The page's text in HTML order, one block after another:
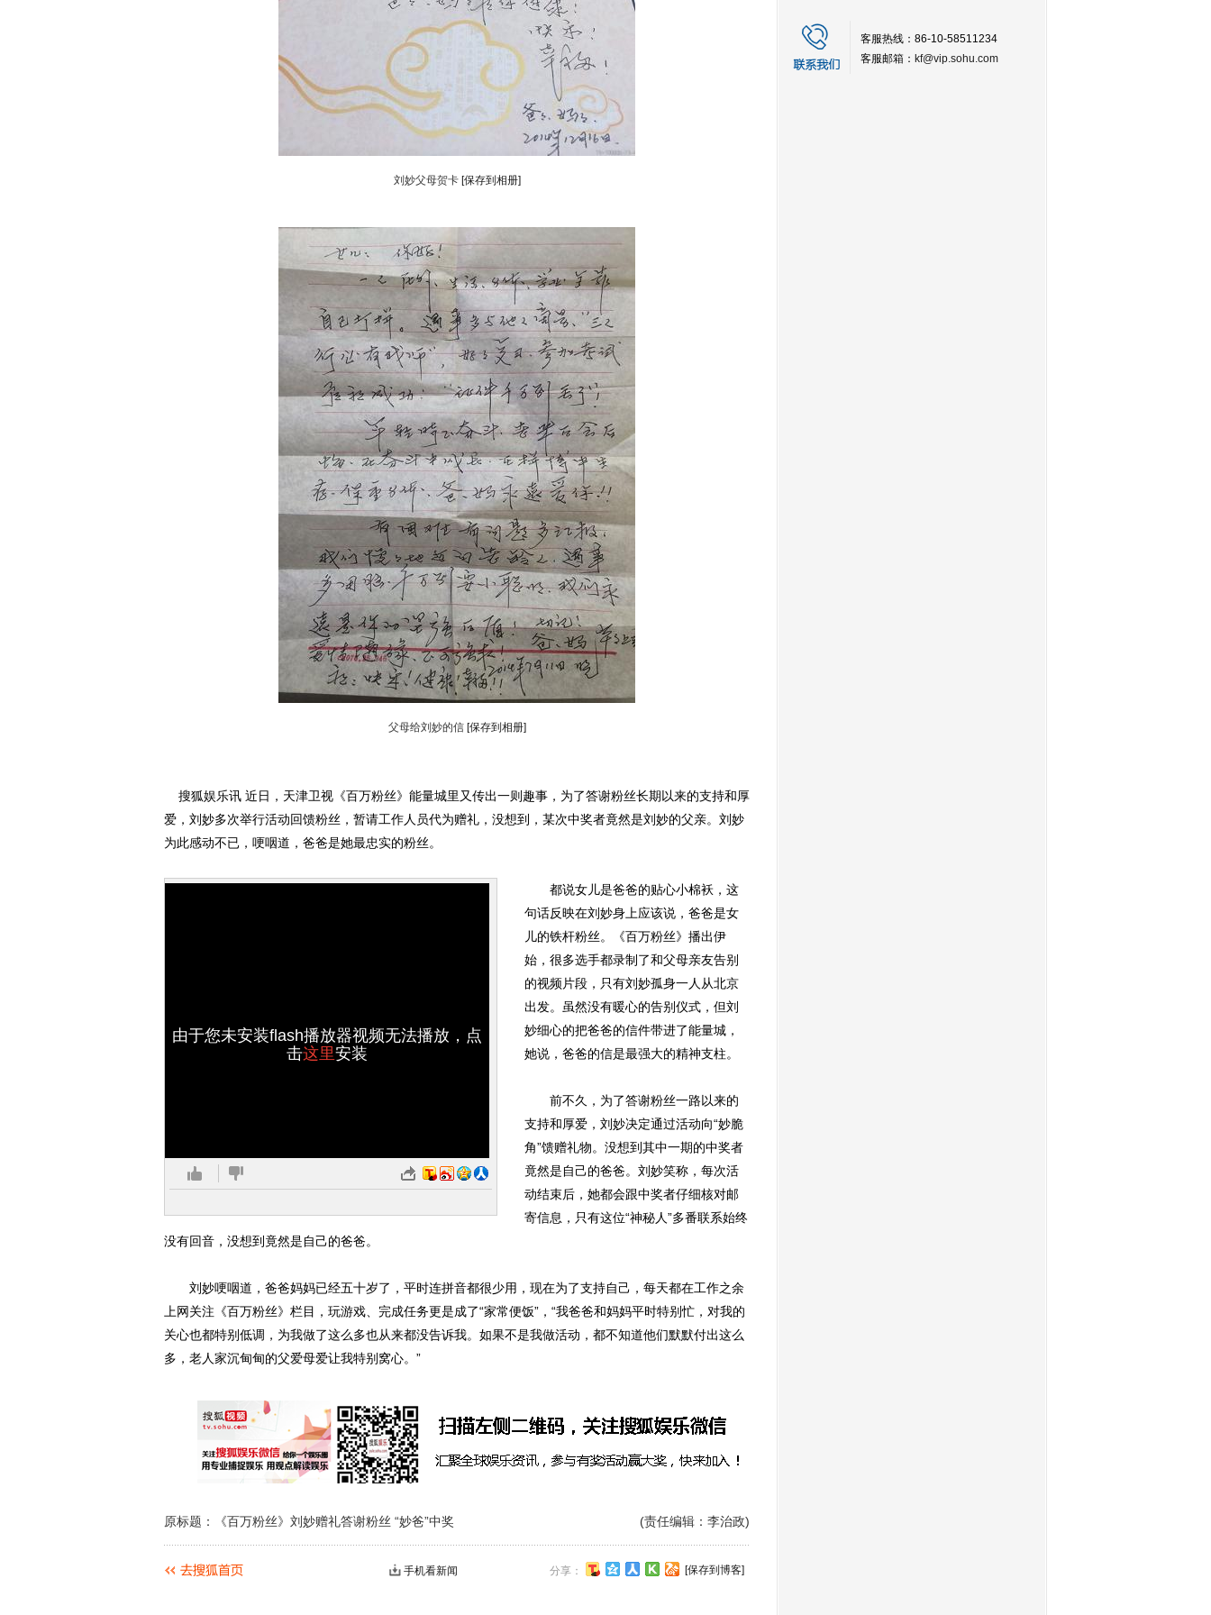
刘妙父母贺卡 [保存到相册]
父母给刘妙的信 [保存到相册]
搜狐娱乐讯 近日，天津卫视《百万粉丝》能量城里又传出一则趣事，为了答谢粉丝长期以来的支持和厚
爱，刘妙多次举行活动回馈粉丝，暂请工作人员代为赠礼，没想到，某次中奖者竟然是刘妙的父亲。刘妙
为此感动不已，哽咽道，爸爸是她最忠实的粉丝。
由于您未安装flash播放器视频无法播放，点
击这里安装
都说女儿是爸爸的贴心小棉袄，这
句话反映在刘妙身上应该说，爸爸是女
儿的铁杆粉丝。《百万粉丝》播出伊
始，很多选手都录制了和父母亲友告别
的视频片段，只有刘妙孤身一人从北京
出发。虽然没有暖心的告别仪式，但刘
妙细心的把爸爸的信件带进了能量城，
她说，爸爸的信是最强大的精神支柱。
前不久，为了答谢粉丝一路以来的
支持和厚爱，刘妙决定通过活动向“妙脆
角”馈赠礼物。没想到其中一期的中奖者
竟然是自己的爸爸。刘妙笑称，每次活
动结束后，她都会跟中奖者仔细核对邮
寄信息，只有这位“神秘人”多番联系始终
没有回音，没想到竟然是自己的爸爸。
刘妙哽咽道，爸爸妈妈已经五十岁了，平时连拼音都很少用，现在为了支持自己，每天都在工作之余
上网关注《百万粉丝》栏目，玩游戏、完成任务更是成了“家常便饭”，“我爸爸和妈妈平时特别忙，对我的
关心也都特别低调，为我做了这么多也从来都没告诉我。如果不是我做活动，都不知道他们默默付出这么
多，老人家沉甸甸的父爱母爱让我特别窝心。”
(责任编辑：李治政)
原标题：《百万粉丝》刘妙赠礼答谢粉丝 “妙爸”中奖
分享： [保存到博客]
手机看新闻
客服热线：86-10-58511234
客服邮箱： kf@vip.sohu.com